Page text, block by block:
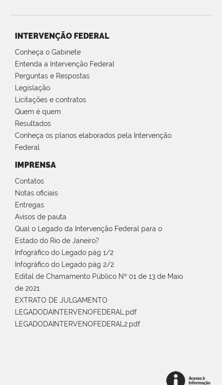
INTERVENÇÃO FEDERAL
Conheça o Gabinete
Entenda a Intervenção Federal
Perguntas e Respostas
Legislação
Licitações e contratos
Quem é quem
Resultados
Conheça os planos elaborados pela Intervenção
Federal
IMPRENSA
Contatos
Notas oficiais
Entregas
Avisos de pauta
Qual o Legado da Intervenção Federal para o
Estado do Rio de Janeiro?
Infográfico do Legado pág 1/2
Infográfico do Legado pág 2/2
Edital de Chamamento Público Nº 01 de 13 de Maio
de 2021.
EXTRATO DE JULGAMENTO
LEGADODAINTERVENOFEDERAL.pdf
LEGADODAINTERVENOFEDERAL2.pdf